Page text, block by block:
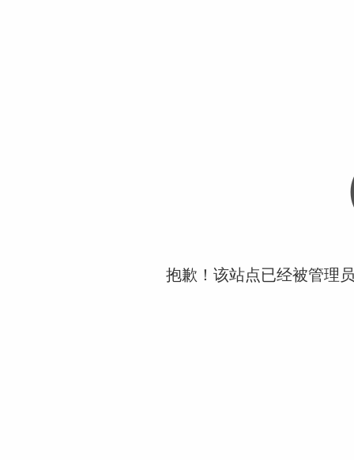
抱歉！该站点已经被管理